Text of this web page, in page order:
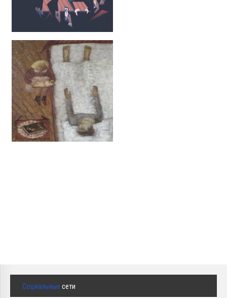
Социальные сети